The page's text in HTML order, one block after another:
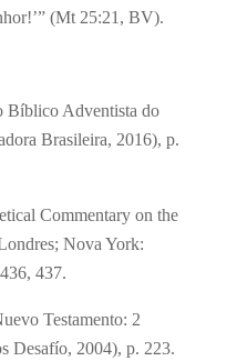
(Mt 25:21, BV).
Bíblico Adventista do
Brasileira, 2016), p.
Commentary on the
Nova York:
437.
Testamento: 2
Desafío, 2004), p. 223.